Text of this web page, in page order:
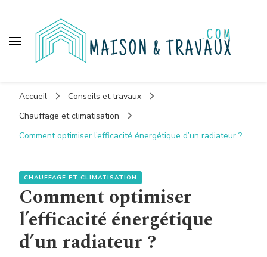
Accueil
Conseils et travaux
Chauffage et climatisation
Comment optimiser l’efficacité énergétique d’un radiateur ?
CHAUFFAGE ET CLIMATISATION
Comment optimiser
l’efficacité énergétique
d’un radiateur ?